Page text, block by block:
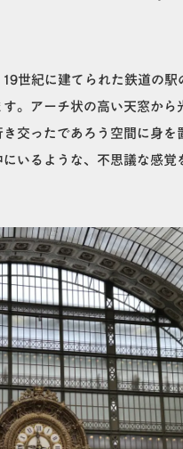
世紀に建てられた鉄道の駅
。アーチ状の高い天窓から
交ったであろう空間に身を
いるような、不思議な感覚